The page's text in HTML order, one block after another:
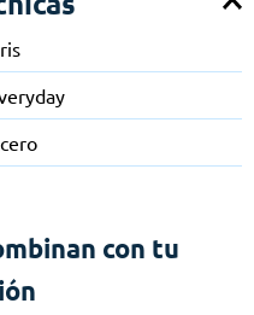
con tu